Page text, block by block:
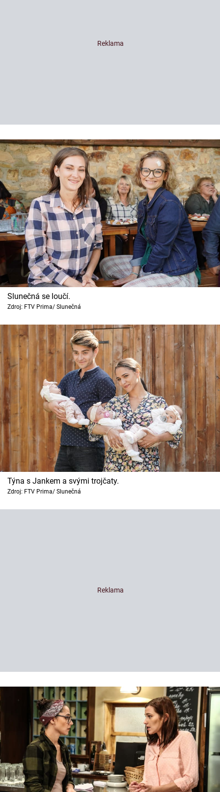
Slunečná se loučí.
Zdroj: FTV Prima/ Slunečná
Týna s Jankem a svými trojčaty.
Zdroj: FTV Prima/ Slunečná